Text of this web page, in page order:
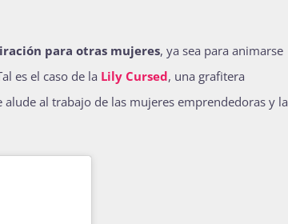
para otras mujeres, ya sea para animarse
es el caso de la Lily Cursed, una grafitera
al trabajo de las mujeres emprendedoras y la